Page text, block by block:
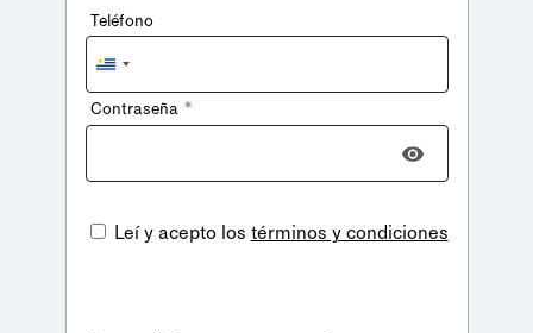
Teléfono
Uruguay
+598
Contraseña *
Leí y acepto los términos y condiciones